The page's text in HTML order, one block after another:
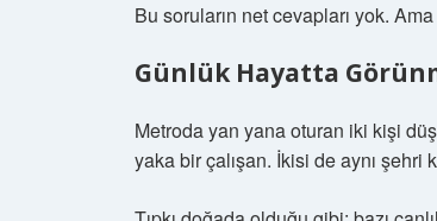
Bu soruların net cevapları yok.
Günlük Hayatta
Metroda yan yana oturan iki kişi
yaka bir çalışan. İkisi de aynı şehri